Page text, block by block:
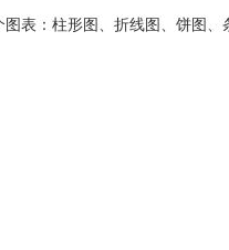
表：柱形图、折线图、饼图、